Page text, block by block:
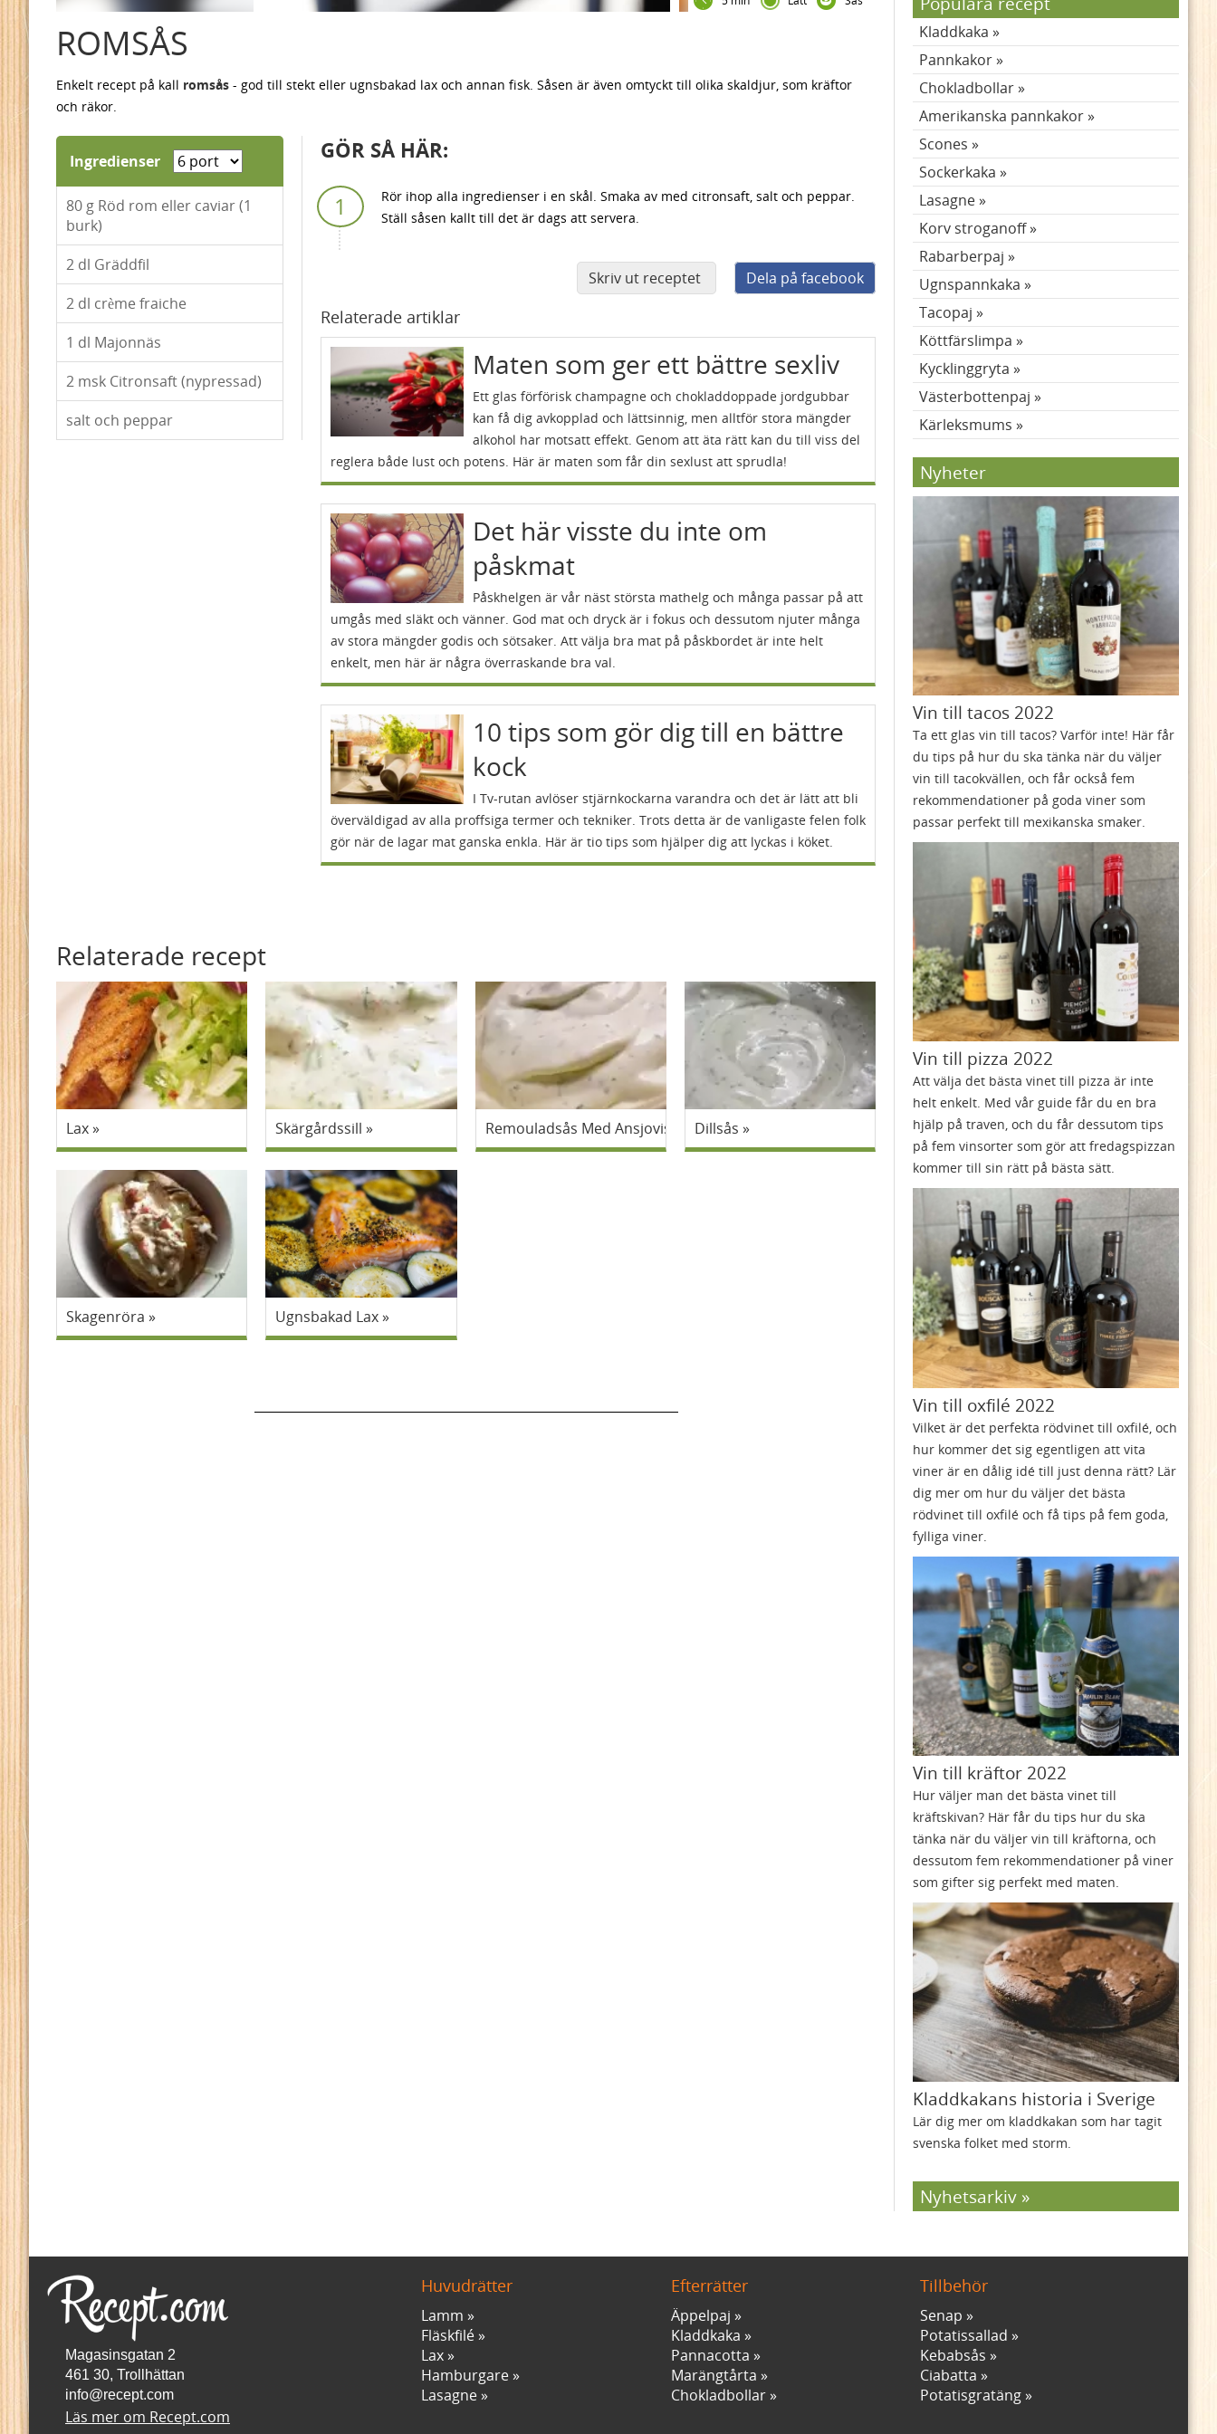
ROMSÅS
Enkelt recept på kall romsås - god till stekt eller ugnsbakad lax och annan fisk. Såsen är även omtyckt till olika skaldjur, som kräftor
och räkor.
Ingredienser
80 g Röd rom eller caviar (1
burk)
2 dl Gräddfil
2 dl crème fraiche
1 dl Majonnäs
2 msk Citronsaft (nypressad)
salt och peppar
GÖR SÅ HÄR:
Rör ihop alla ingredienser i en skål. Smaka av med citronsaft, salt och peppar.
Ställ såsen kallt till det är dags att servera.
Skriv ut receptet Dela på facebook
Relaterade artiklar
Maten som ger ett bättre sexliv
Ett glas förförisk champagne och chokladdoppade jordgubbar
kan få dig avkopplad och lättsinnig, men alltför stora mängder
alkohol har motsatt effekt. Genom att äta rätt kan du till viss del
reglera både lust och potens. Här är maten som får din sexlust att sprudla!
Det här visste du inte om
påskmat
Påskhelgen är vår näst största mathelg och många passar på att
umgås med släkt och vänner. God mat och dryck är i fokus och dessutom njuter många
av stora mängder godis och sötsaker. Att välja bra mat på påskbordet är inte helt
enkelt, men här är några överraskande bra val.
10 tips som gör dig till en bättre
kock
I Tv-rutan avlöser stjärnkockarna varandra och det är lätt att bli
överväldigad av alla proffsiga termer och tekniker. Trots detta är de vanligaste felen folk
gör när de lagar mat ganska enkla. Här är tio tips som hjälper dig att lyckas i köket.
Relaterade recept
Lax Skärgårdssill Remouladsås Med Ansjovis Dillsås
Skagenröra Ugnsbakad Lax
Kladdkaka
Pannkakor
Chokladbollar
Amerikanska pannkakor
Scones
Sockerkaka
Lasagne
Korv stroganoff
Rabarberpaj
Ugnspannkaka
Tacopaj
Köttfärslimpa
Kycklinggryta
Västerbottenpaj
Kärleksmums
Nyheter
Vin till tacos 2022
Ta ett glas vin till tacos? Varför inte! Här får
du tips på hur du ska tänka när du väljer
vin till tacokvällen, och får också fem
rekommendationer på goda viner som
passar perfekt till mexikanska smaker.
Vin till pizza 2022
Att välja det bästa vinet till pizza är inte
helt enkelt. Med vår guide får du en bra
hjälp på traven, och du får dessutom tips
på fem vinsorter som gör att fredagspizzan
kommer till sin rätt på bästa sätt.
Vin till oxfilé 2022
Vilket är det perfekta rödvinet till oxfilé, och
hur kommer det sig egentligen att vita
viner är en dålig idé till just denna rätt? Lär
dig mer om hur du väljer det bästa
rödvinet till oxfilé och få tips på fem goda,
fylliga viner.
Vin till kräftor 2022
Hur väljer man det bästa vinet till
kräftskivan? Här får du tips hur du ska
tänka när du väljer vin till kräftorna, och
dessutom fem rekommendationer på viner
som gifter sig perfekt med maten.
Kladdkakans historia i Sverige
Lär dig mer om kladdkakan som har tagit
svenska folket med storm.
Nyhetsarkiv
Magasinsgatan 2
461 30, Trollhättan
info@recept.com
Läs mer om Recept.com
Huvudrätter
Lamm
Fläskfilé
Lax
Hamburgare
Lasagne
Efterrätter
Äppelpaj
Kladdkaka
Pannacotta
Marängtårta
Chokladbollar
Tillbehör
Senap
Potatissallad
Kebabsås
Ciabatta
Potatisgratäng